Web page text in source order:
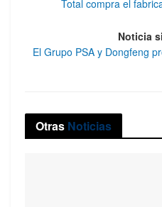
Total compra el
Noticia
El Grupo PSA y Dongfeng
Otras Noticias